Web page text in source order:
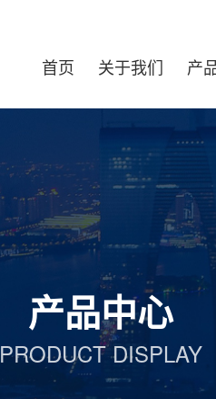
首页 关于我们 产
产品中心
PRODUCT DISPLAY